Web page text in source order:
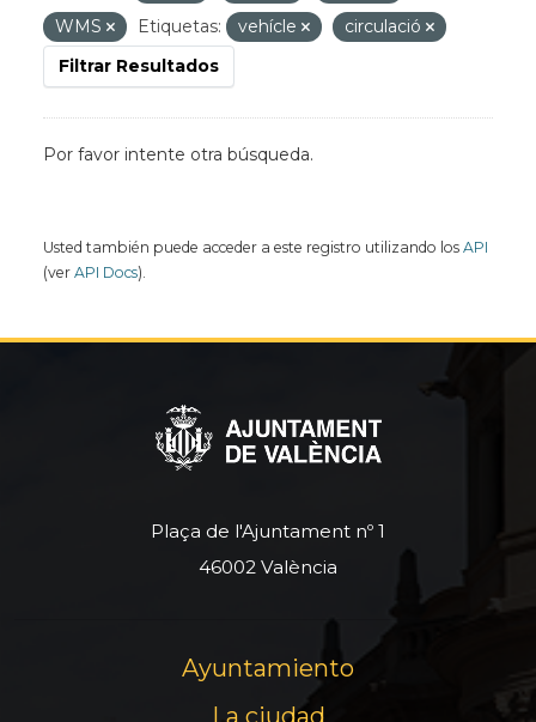
WMS
Etiquetas: vehícle
circulació
Filtrar Resultados
Por favor intente otra búsqueda.
Usted también puede acceder a este registro utilizando los API
(ver API Docs).
Plaça de l'Ajuntament nº 1
46002 València
Ayuntamiento
La ciudad